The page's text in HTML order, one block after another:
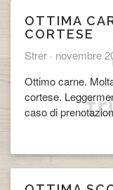
​OTTIMA
CORTESE
Strer · novembre
Ottimo carne.
cortese.
caso di